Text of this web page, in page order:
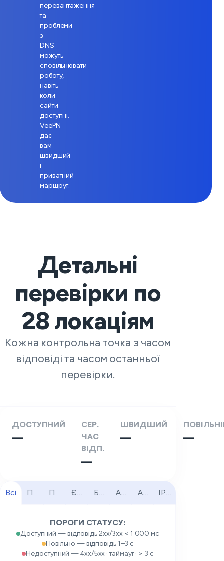
перевантаження
та
проблеми
з
DNS
можуть
сповільнювати
роботу,
навіть
коли
сайти
доступні.
VeePN
дає
вам
швидший
і
приватний
маршрут.
Детальні
перевірки по
28локаціям
Кожна контрольна точка з часом
відповіді та часом останньої
перевірки.
ДОСТУПНИЙ
—
СЕР.
ЧАС
ВІДП.
—
ШВИДШИЙ
— —
Всі Північна Америка
Південна Америка
ЄвропаБлизький Схід
АфрикаАзійсько-
IPv6
ПОРОГИ СТАТУСУ:
Доступний — відповідь 2xx/3xx < 1 000 мс
Повільно — відповідь 1–3 с
Недоступний — 4xx/5xx · таймаут · > 3 с